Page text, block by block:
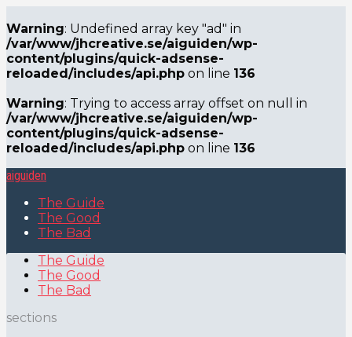
Warning: Undefined array key "ad" in
/var/www/jhcreative.se/aiguiden/wp-
content/plugins/quick-adsense-
reloaded/includes/api.php on line 136
Warning: Trying to access array offset on null in
/var/www/jhcreative.se/aiguiden/wp-
content/plugins/quick-adsense-
reloaded/includes/api.php on line 136
aiguiden
The Guide
The Good
The Bad
The Guide
The Good
The Bad
sections